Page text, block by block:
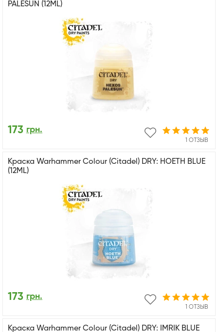
PALESUN (12ML)
1 ОТЗЫВ
173 грн.
Краска Warhammer Colour (Citadel) DRY: HOETH BLUE
(12ML)
1 ОТЗЫВ
173 грн.
Краска Warhammer Colour (Citadel) DRY: IMRIK BLUE